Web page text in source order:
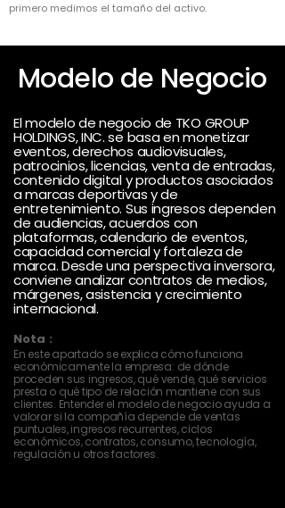
primero medimos el tamaño del activo.
Modelo de Negocio
El modelo de negocio de TKO GROUP
HOLDINGS, INC. se basa en monetizar
eventos, derechos audiovisuales,
patrocinios, licencias, venta de entradas,
contenido digital y productos asociados
a marcas deportivas y de
entretenimiento. Sus ingresos dependen
de audiencias, acuerdos con
plataformas, calendario de eventos,
capacidad comercial y fortaleza de
marca. Desde una perspectiva inversora,
conviene analizar contratos de medios,
márgenes, asistencia y crecimiento
internacional.
Nota :
En este apartado se explica cómo funciona
económicamente la empresa: de dónde
proceden sus ingresos, qué vende, qué servicios
presta o qué tipo de relación mantiene con sus
clientes. Entender el modelo de negocio ayuda a
valorar si la compañía depende de ventas
puntuales, ingresos recurrentes, ciclos
económicos, contratos, consumo, tecnología,
regulación u otros factores.